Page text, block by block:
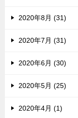
2020年8月 (31)
2020年7月 (31)
2020年6月 (30)
2020年5月 (25)
2020年4月 (1)